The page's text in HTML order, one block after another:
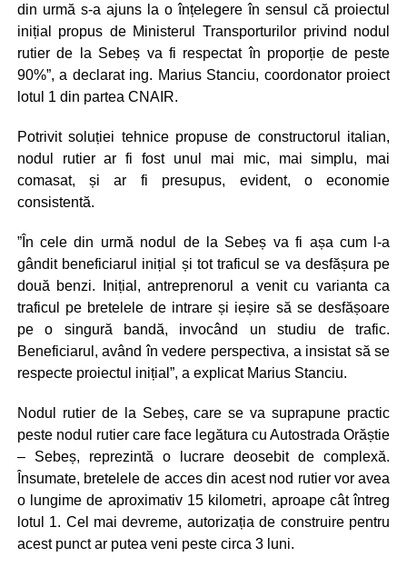
din urmă s-a ajuns la o înțelegere în sensul că proiectul
inițial propus de Ministerul Transporturilor privind nodul
rutier de la Sebeș va fi respectat în proporție de peste
90%”, a declarat ing. Marius Stanciu, coordonator proiect
lotul 1 din partea CNAIR.
Potrivit soluției tehnice propuse de constructorul italian,
nodul rutier ar fi fost unul mai mic, mai simplu, mai
comasat, și ar fi presupus, evident, o economie
consistentă.
”În cele din urmă nodul de la Sebeș va fi așa cum l-a
gândit beneficiarul inițial și tot traficul se va desfășura pe
două benzi. Inițial, antreprenorul a venit cu varianta ca
traficul pe bretelele de intrare și ieșire să se desfășoare
pe o singură bandă, invocând un studiu de trafic.
Beneficiarul, având în vedere perspectiva, a insistat să se
respecte proiectul inițial”, a explicat Marius Stanciu.
Nodul rutier de la Sebeș, care se va suprapune practic
peste nodul rutier care face legătura cu Auto­strada Orăștie
– Sebeș, reprezintă o lucrare deosebit de complexă.
Însumate, bretelele de acces din acest nod rutier vor avea
o lungime de aproximativ 15 kilometri, aproape cât întreg
lotul 1. Cel mai devreme, autorizația de construire pentru
acest punct ar putea veni peste circa 3 luni.